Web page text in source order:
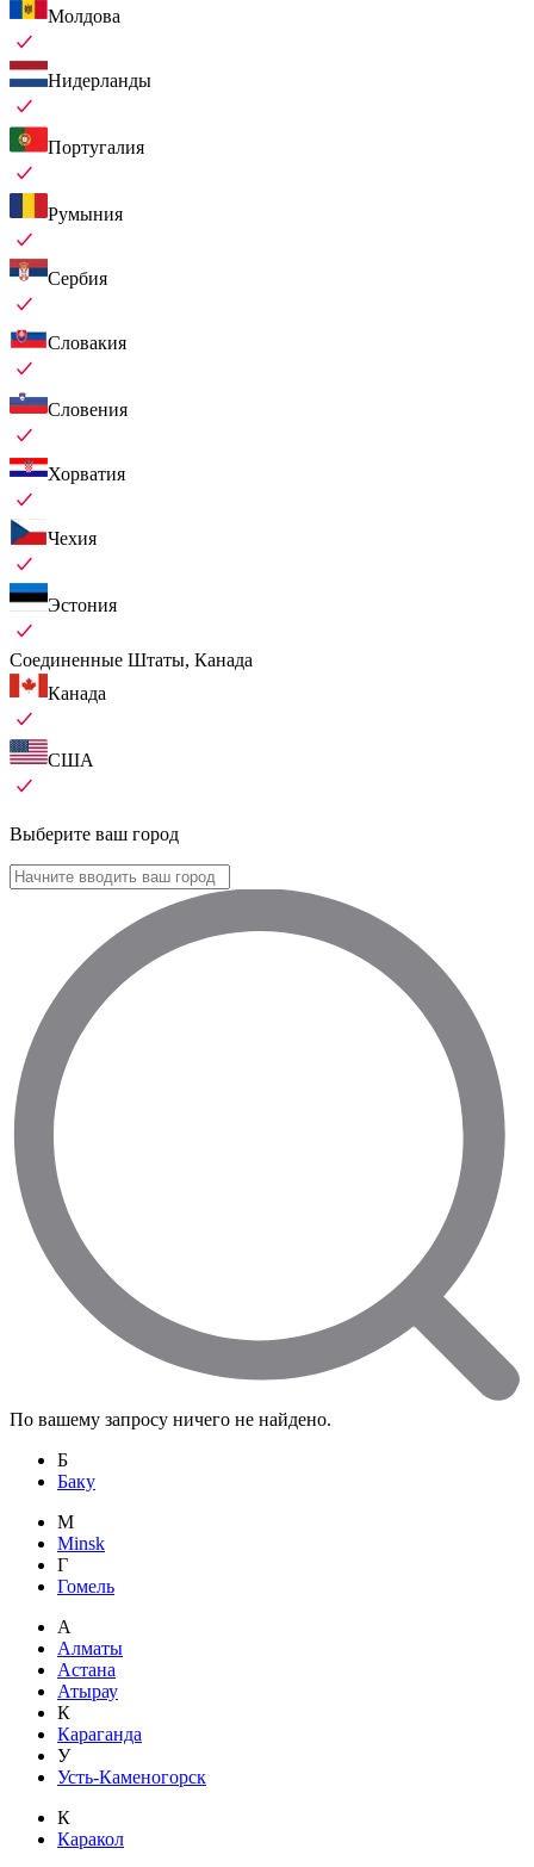
Молдова
Нидерланды
Португалия
Румыния
Сербия
Словакия
Словения
Хорватия
Чехия
Эстония
Соединенные Штаты, Канада
Канада
США
Выберите ваш город
По вашему запросу ничего не найдено.
Б
Баку
M
Minsk
Г
Гомель
А
Алматы
Астана
Атырау
К
Караганда
У
Усть-Каменогорск
К
Каракол